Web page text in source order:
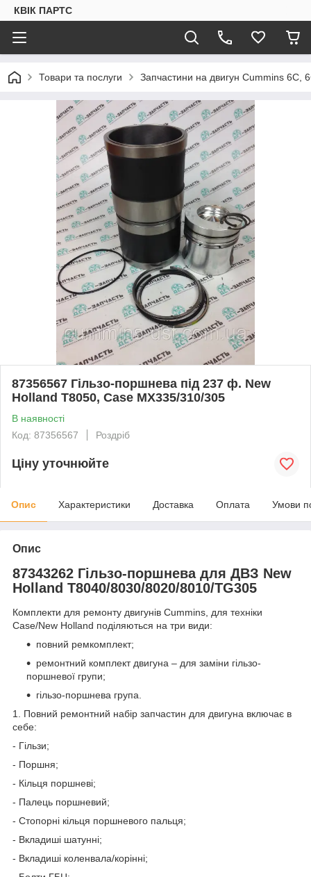
КВІК ПАРТС
Товари та послуги Запчастини на двигун Cummins 6C,
87356567 Гільзо-поршнева під 237 ф. New
Holland T8050, Case MX335/310/305
В наявності
Код: 87356567
Роздріб
Ціну уточнюйте
Опис Характеристики Доставка Оплата Умови
Опис
87343262 Гільзо-поршнева для ДВЗ New
Holland T8040/8030/8020/8010/TG305
Комплекти для ремонту двигунів Cummins, для техніки
Case/New Holland поділяються на три види:
повний ремкомплект;
ремонтний комплект двигуна – для заміни гільзо-
поршневої групи;
гільзо-поршнева група.
1. Повний ремонтний набір запчастин для двигуна включає в
себе:
- Гільзи;
- Поршня;
- Кільця поршневі;
- Палець поршневий;
- Стопорні кільця поршневого пальця;
- Вкладиші шатунні;
- Вкладиші коленвала/корінні;